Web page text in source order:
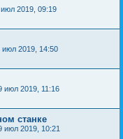
2019, 09:19
июл 2019, 14:50
июл 2019, 11:16
станке
июл 2019, 10:21